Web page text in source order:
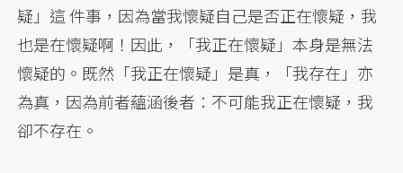
疑」這 件事，因為當我懷疑自己是否正在懷疑，我
也是在懷疑啊！因此，「我正在懷疑」本身是無法
懷疑的。既然「我正在懷疑」是真，「我存在」亦
為真，因為前者蘊涵後者：不可能我正在懷疑，我
卻不存在。